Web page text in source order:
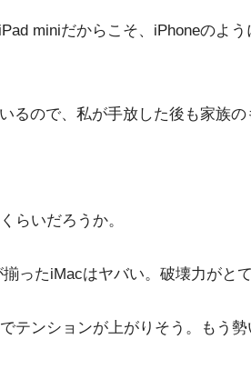
miniだからこそ、iPhoneのよ
ので、私が手放した後も家族の
らいだろうか。
ったiMacはヤバい。破壊力がと
テンションが上がりそう。もう